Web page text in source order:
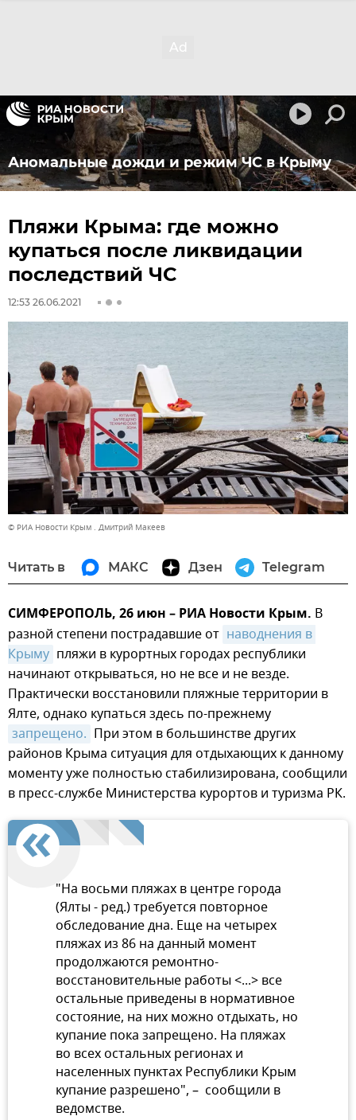
Аномальные дожди и режим ЧС в Крыму
Пляжи Крыма: где можно
купаться после ликвидации
последствий ЧС
12:53 26.06.2021
© РИА Новости Крым . Дмитрий Макеев
Читать в МАКС Дзен Telegram
СИМФЕРОПОЛЬ, 26 июн – РИА Новости Крым. В
разной степени пострадавшие от наводнения в
Крыму пляжи в курортных городах республики
начинают открываться, но не все и не везде.
Практически восстановили пляжные территории в
Ялте, однако купаться здесь по-прежнему
запрещено. При этом в большинстве других
районов Крыма ситуация для отдыхающих к данному
моменту уже полностью стабилизирована, сообщили
в пресс-службе Министерства курортов и туризма РК.
"На восьми пляжах в центре города
(Ялты - ред.) требуется повторное
обследование дна. Еще на четырех
пляжах из 86 на данный момент
продолжаются ремонтно-
восстановительные работы <...> все
остальные приведены в нормативное
состояние, на них можно отдыхать, но
купание пока запрещено. На пляжах
во всех остальных регионах и
населенных пунктах Республики Крым
купание разрешено", – сообщили в
ведомстве.